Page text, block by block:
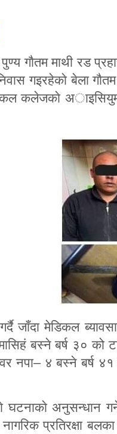
पुण्य गाैतम माथी रड
गइरहेकाे बेला
कलेजकाे
जाँदा मेडिकल
बस्ने बर्ष ३० को
नपा– ४ बस्ने बर्ष
घटनाकाे अनुसन्धान
नागरिक प्रतिरक्षा